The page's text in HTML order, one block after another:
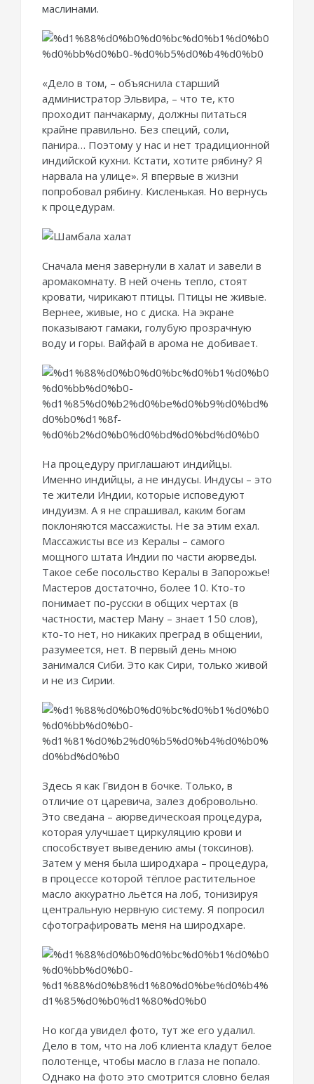
маслинами.
«Дело в том, – объяснила старший
администратор Эльвира, – что те, кто
проходит панчакарму, должны питаться
крайне правильно. Без специй, соли,
панира… Поэтому у нас и нет традиционной
индийской кухни. Кстати, хотите рябину? Я
нарвала на улице». Я впервые в жизни
попробовал рябину. Кисленькая. Но вернусь
к процедурам.
Сначала меня завернули в халат и завели в
аромакомнату. В ней очень тепло, стоят
кровати, чирикают птицы. Птицы не живые.
Вернее, живые, но с диска. На экране
показывают гамаки, голубую прозрачную
воду и горы. Вайфай в арома не добивает.
На процедуру приглашают индийцы.
Именно индийцы, а не индусы. Индусы – это
те жители Индии, которые исповедуют
индуизм. А я не спрашивал, каким богам
поклоняются массажисты. Не за этим ехал.
Массажисты все из Кералы – самого
мощного штата Индии по части аюрведы.
Такое себе посольство Кералы в Запорожье!
Мастеров достаточно, более 10. Кто-то
понимает по-русски в общих чертах (в
частности, мастер Ману – знает 150 слов),
кто-то нет, но никаких преград в общении,
разумеется, нет. В первый день мною
занимался Сиби. Это как Сири, только живой
и не из Сирии.
Здесь я как Гвидон в бочке. Только, в
отличие от царевича, залез добровольно.
Это сведана – аюрведическоая процедура,
которая улучшает циркуляцию крови и
способствует выведению амы (токсинов).
Затем у меня была широдхара – процедура,
в процессе которой тёплое растительное
масло аккуратно льётся на лоб, тонизируя
центральную нервную систему. Я попросил
сфотографировать меня на широдхаре.
Но когда увидел фото, тут же его удалил.
Дело в том, что на лоб клиента кладут белое
полотенце, чтобы масло в глаза не попало.
Однако на фото это смотрится словно белая